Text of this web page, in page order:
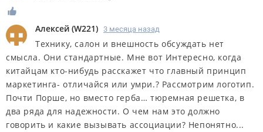
Алексей (W221) 3 месяца назад
Технику, салон и внешность обсуждать нет
смысла. Они стандартные. Мне вот Интересно, когда
китайцам кто-нибудь расскажет что главный принцип
маркетинга- отличайся или умри.? Рассмотрим логотип.
Почти Порше, но вместо герба… тюремная решетка, в
два ряда для надежности. О чем нам это должно
говорить и какие вызывать ассоциации? Непонятно...